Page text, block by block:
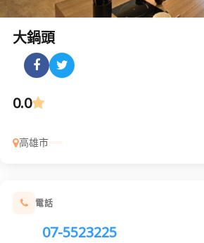
大鍋頭
0.0
高雄市
電話
07-5523225